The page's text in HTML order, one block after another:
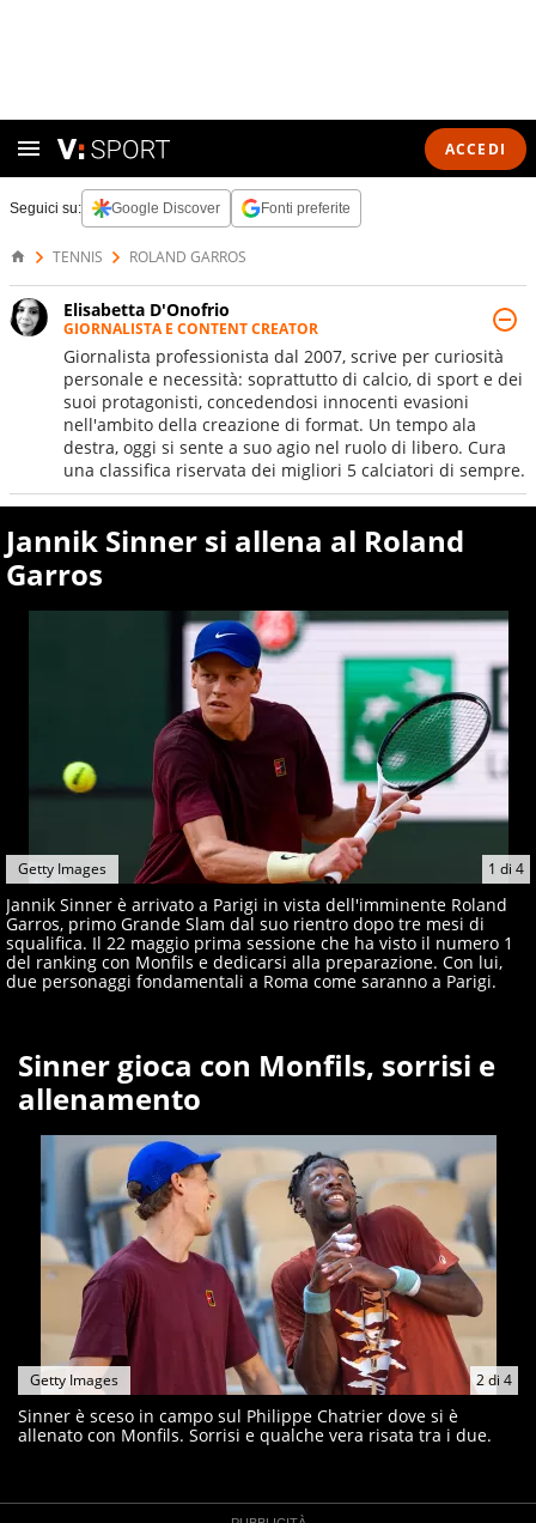
ACCEDI
Seguici su: Google Discover Fonti preferite
TENNIS ROLAND GARROS
Elisabetta D'Onofrio
GIORNALISTA E CONTENT CREATOR
Giornalista professionista dal 2007, scrive per curiosità
personale e necessità: soprattutto di calcio, di sport e dei
suoi protagonisti, concedendosi innocenti evasioni
nell'ambito della creazione di format. Un tempo ala
destra, oggi si sente a suo agio nel ruolo di libero. Cura
una classifica riservata dei migliori 5 calciatori di sempre.
Jannik Sinner si allena al Roland
Garros
1 di 4
Getty Images
Jannik Sinner è arrivato a Parigi in vista dell'imminente Roland
Garros, primo Grande Slam dal suo rientro dopo tre mesi di
squalifica. Il 22 maggio prima sessione che ha visto il numero 1
del ranking con Monfils e dedicarsi alla preparazione. Con lui,
due personaggi fondamentali a Roma come saranno a Parigi.
Sinner gioca con Monfils, sorrisi e
allenamento
2di 4
Getty Images
Sinner è sceso in campo sul Philippe Chatrier dove si è
allenato con Monfils. Sorrisi e qualche vera risata tra i due.